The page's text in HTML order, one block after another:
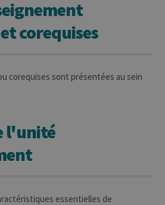
corequises
corequises sont présentées au sein
l'unité
essentielles de